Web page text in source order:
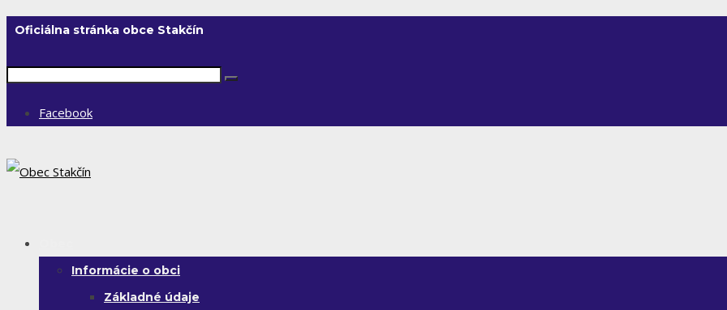
Oficiálna stránka obce Stakčín
Facebook
Informácie o obci
Základné údaje